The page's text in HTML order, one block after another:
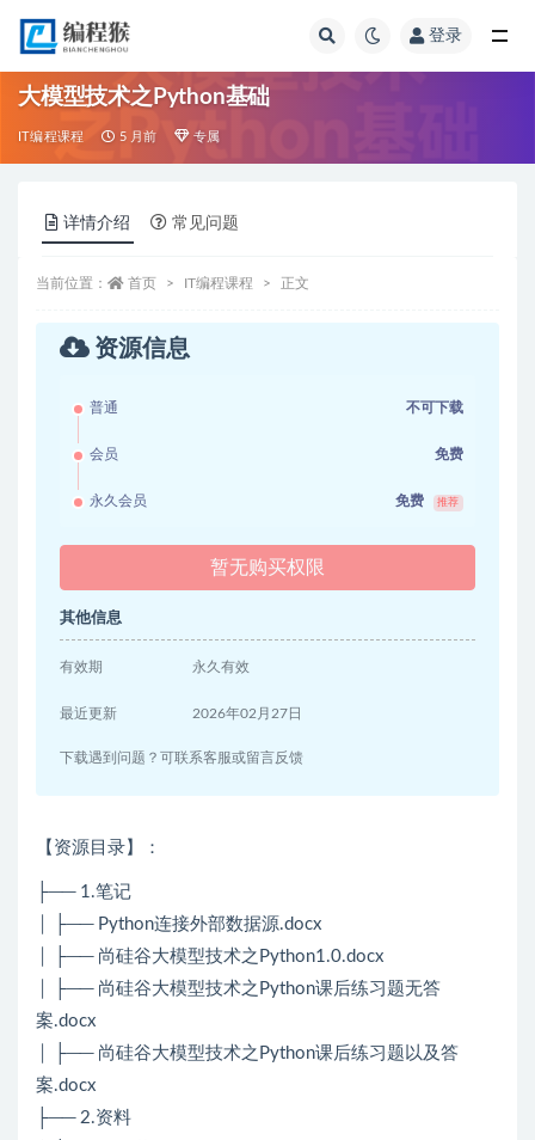
登录
大模型技术之Python基础
IT编程课程 5 月前 专属
详情介绍 常见问题
当前位置： 首页 IT编程课程 正文
资源信息
普通 不可下载
会员 免费
永久会员 免费 推荐
暂无购买权限
其他信息
有效期 永久有效
最近更新 2026年02月27日
下载遇到问题？可联系客服或留言反馈
【资源目录】：
├── 1.笔记
│ ├── Python连接外部数据源.docx
│ ├── 尚硅谷大模型技术之Python1.0.docx
│ ├── 尚硅谷大模型技术之Python课后练习题无答
案.docx
│ ├── 尚硅谷大模型技术之Python课后练习题以及答
案.docx
├── 2.资料